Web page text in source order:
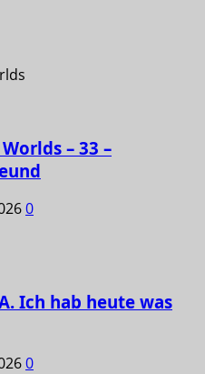
– 33 –
0
Ich hab heute was
0